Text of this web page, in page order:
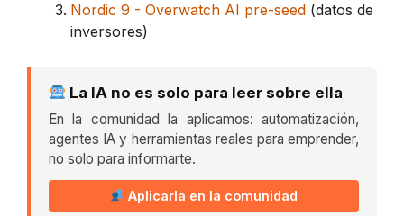
Nordic 9 - Overwatch AI pre-seed (datos de
inversores)
La IA no es solo para leer sobre ella
En la comunidad la aplicamos: automatización,
agentes IA y herramientas reales para emprender,
no solo para informarte.
Aplicarla en la comunidad